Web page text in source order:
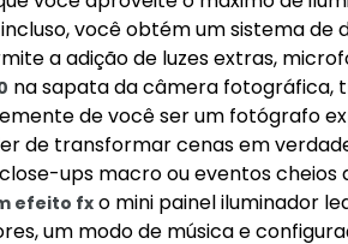
você obtém um sistema
a adição de luzes extras,
na sapata da câmera fotográfica,
de você ser um fotógrafo
de transformar cenas em
ups macro ou eventos
efeito fx o mini painel iluminador
um modo de música e